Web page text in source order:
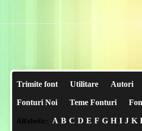
Trimite font Utilitare Autori
Fonturi Noi Teme Fonturi
Alfabetic: A B C D E F G H I J K